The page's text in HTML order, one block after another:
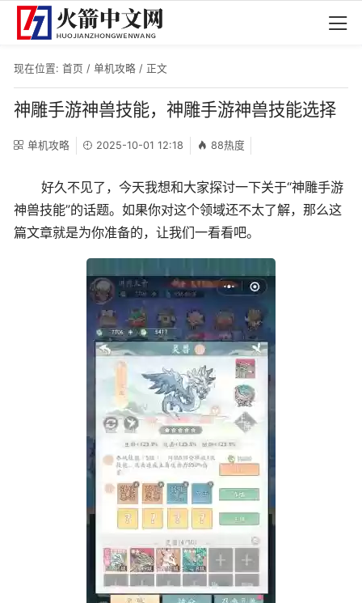
现在位置: 首页 / 单机攻略 / 正文
神雕手游神兽技能，神雕手游神兽技能选择
单机攻略 2025-10-01 12:18 88热度
好久不见了，今天我想和大家探讨一下关于“神雕手游
神兽技能”的话题。如果你对这个领域还不太了解，那么这
篇文章就是为你准备的，让我们一看看吧。